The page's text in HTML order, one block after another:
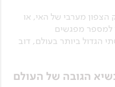
הצפון מערבי של האי, או
למספר מפגשים
הגדול ביותר בעולם, דוב
הגובה של העולם